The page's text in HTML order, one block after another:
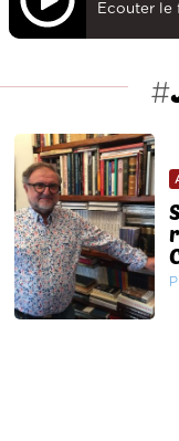
Ecouter le
#